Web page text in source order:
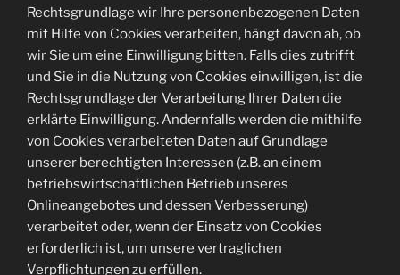
Rechtsgrundlage wir Ihre personenbezogenen Daten
mit Hilfe von Cookies verarbeiten, hängt davon ab, ob
wir Sie um eine Einwilligung bitten. Falls dies zutrifft
und Sie in die Nutzung von Cookies einwilligen, ist die
Rechtsgrundlage der Verarbeitung Ihrer Daten die
erklärte Einwilligung. Andernfalls werden die mithilfe
von Cookies verarbeiteten Daten auf Grundlage
unserer berechtigten Interessen (z.B. an einem
betriebswirtschaftlichen Betrieb unseres
Onlineangebotes und dessen Verbesserung)
verarbeitet oder, wenn der Einsatz von Cookies
erforderlich ist, um unsere vertraglichen
Verpflichtungen zu erfüllen.